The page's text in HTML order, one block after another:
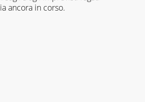
ancora in corso.